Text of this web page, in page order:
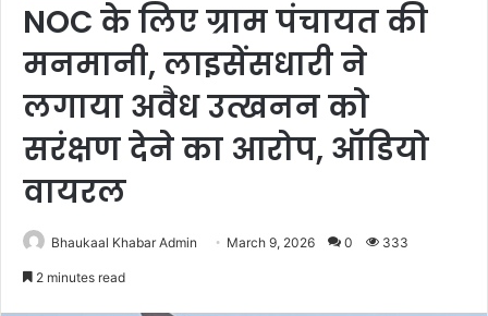
NOC के लिए ग्राम पंचायत की
मनमानी, लाइसेंसधारी ने
लगाया अवैध उत्खनन को
सरंक्षण देने का आरोप, ऑडियो
वायरल
Bhaukaal Khabar Admin March 9, 2026 0 333
2 minutes read